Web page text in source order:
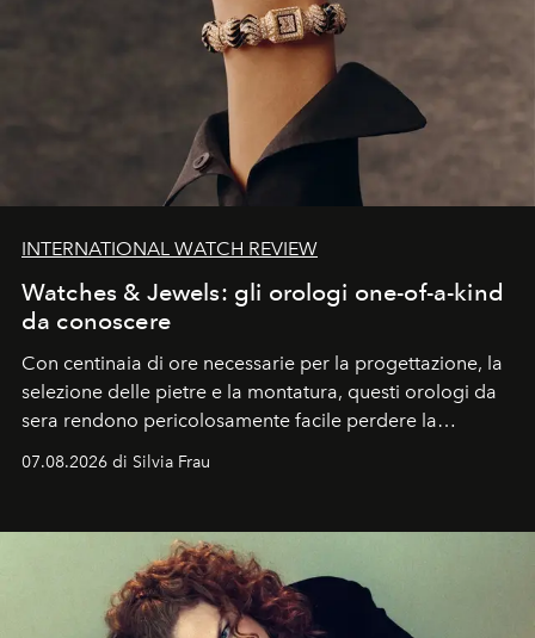
INTERNATIONAL WATCH REVIEW
Watches & Jewels: gli orologi one-of-a-kind
da conoscere
Con centinaia di ore necessarie per la progettazione, la
selezione delle pietre e la montatura, questi orologi da
sera rendono pericolosamente facile perdere la
07.08.2026 di Silvia Frau